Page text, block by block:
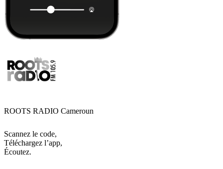
ROOTS RADIO Cameroun
Scannez le code,
Téléchargez l’app,
Écoutez.